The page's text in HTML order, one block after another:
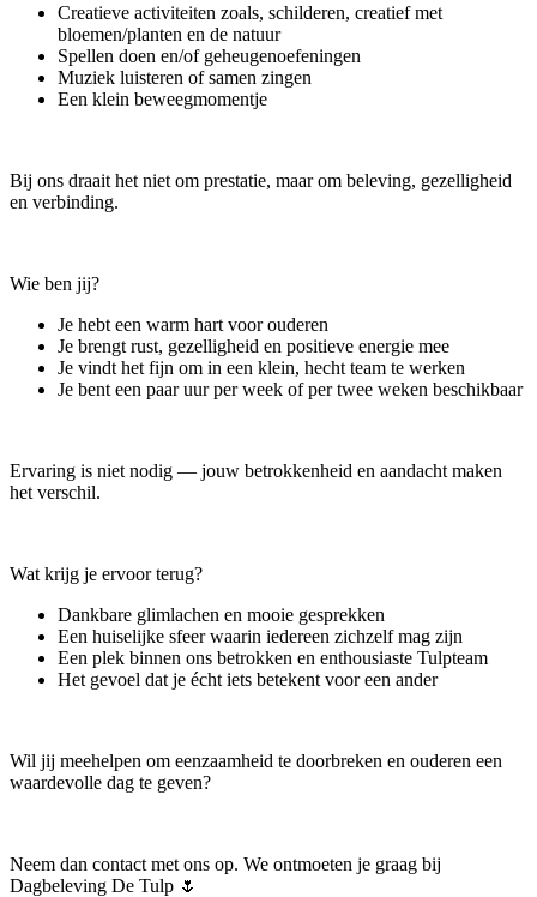
Creatieve activiteiten zoals, schilderen, creatief met
bloemen/planten en de natuur
Spellen doen en/of geheugenoefeningen
Muziek luisteren of samen zingen
Een klein beweegmomentje
Bij ons draait het niet om prestatie, maar om beleving, gezelligheid
en verbinding.
Wie ben jij?
Je hebt een warm hart voor ouderen
Je brengt rust, gezelligheid en positieve energie mee
Je vindt het fijn om in een klein, hecht team te werken
Je bent een paar uur per week of per twee weken beschikbaar
Ervaring is niet nodig — jouw betrokkenheid en aandacht maken
het verschil.
Wat krijg je ervoor terug?
Dankbare glimlachen en mooie gesprekken
Een huiselijke sfeer waarin iedereen zichzelf mag zijn
Een plek binnen ons betrokken en enthousiaste Tulpteam
Het gevoel dat je écht iets betekent voor een ander
Wil jij meehelpen om eenzaamheid te doorbreken en ouderen een
waardevolle dag te geven?
Neem dan contact met ons op. We ontmoeten je graag bij
Dagbeleving De Tulp 🌷